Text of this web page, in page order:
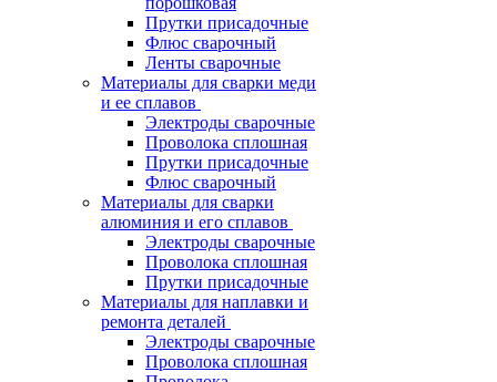
Прутки присадочные
Флюс сварочный
Ленты сварочные
Материалы для сварки меди
и ее сплавов
Электроды сварочные
Проволока сплошная
Прутки присадочные
Флюс сварочный
Материалы для сварки
алюминия и его сплавов
Электроды сварочные
Проволока сплошная
Прутки присадочные
Материалы для наплавки и
ремонта деталей
Электроды сварочные
Проволока сплошная